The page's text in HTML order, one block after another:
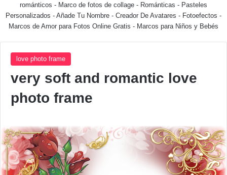
románticos - Marco de fotos de collage - Románticas - Pasteles
Personalizados - Añade Tu Nombre - Creador De Avatares - Fotoefectos -
Marcos de Amor para Fotos Online Gratis - Marcos para Niños y Bebés
love photo frame
very soft and romantic love
photo frame